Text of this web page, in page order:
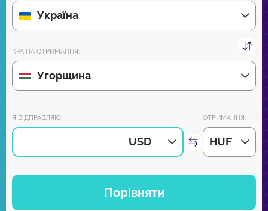
Огляди партнерів
Зовсім скоро завантажуйте додаток на Android та iPhone:
Україна
КРАЇНА ОТРИМАННЯ:
Угорщина
Я ВІДПРАВЛЯЮ:
USD
ОТРИМАННЯ:
HUF
Порівняти